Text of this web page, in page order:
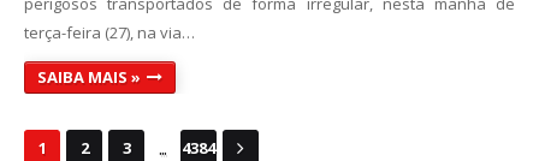
terça-feira (27), na via…
SAIBA MAIS »
1 2 3 ... 4384